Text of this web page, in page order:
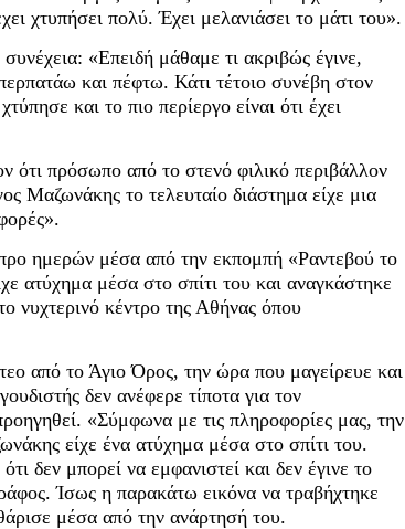
χτυπήσει πολύ. Έχει μελανιάσει το μάτι του».
«Επειδή μάθαμε τι ακριβώς έγινε,
και πέφτω. Κάτι τέτοιο συνέβη στον
και το πιο περίεργο είναι ότι έχει
ότι πρόσωπο από το στενό φιλικό περιβάλλον
Μαζωνάκης το τελευταίο διάστημα είχε μια
ημερών μέσα από την εκπομπή «Ραντεβού το
ατύχημα μέσα στο σπίτι του και αναγκάστηκε
νυχτερινό κέντρο της Αθήνας όπου
από το Άγιο Όρος, την ώρα που μαγείρευε και
δεν ανέφερε τίποτα για τον
«Σύμφωνα με τις πληροφορίες μας, την
είχε ένα ατύχημα μέσα στο σπίτι του.
δεν μπορεί να εμφανιστεί και δεν έγινε το
Ίσως η παρακάτω εικόνα να τραβήχτηκε
μέσα από την ανάρτησή του.